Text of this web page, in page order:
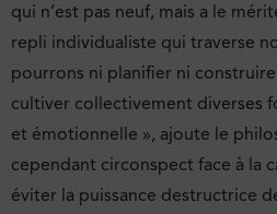
qui n’est pas neuf, mais a le
repli individualiste qui traverse
pourrons ni planifier ni
cultiver collectivement diverses
et émotionnelle », ajoute le
cependant circonspect face à la
éviter la puissance destructrice